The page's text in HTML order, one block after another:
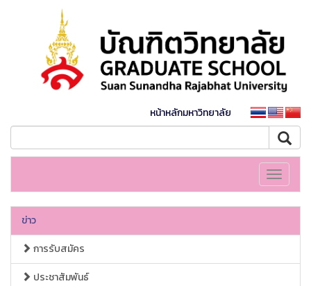
หน้าหลักมหาวิทยาลัย
Toggle
ข่าว
การรับสมัคร
ประชาสัมพันธ์